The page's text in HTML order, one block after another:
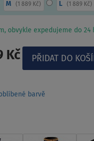
M ( 1 889 Kč) L ( 1 889 Kč)
obvykle expedujeme do 24
Kč
barvě